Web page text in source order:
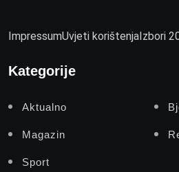
ImpressumUvjeti korištenjaIzbori
Kategorije
Aktualno
Magazin
Sport